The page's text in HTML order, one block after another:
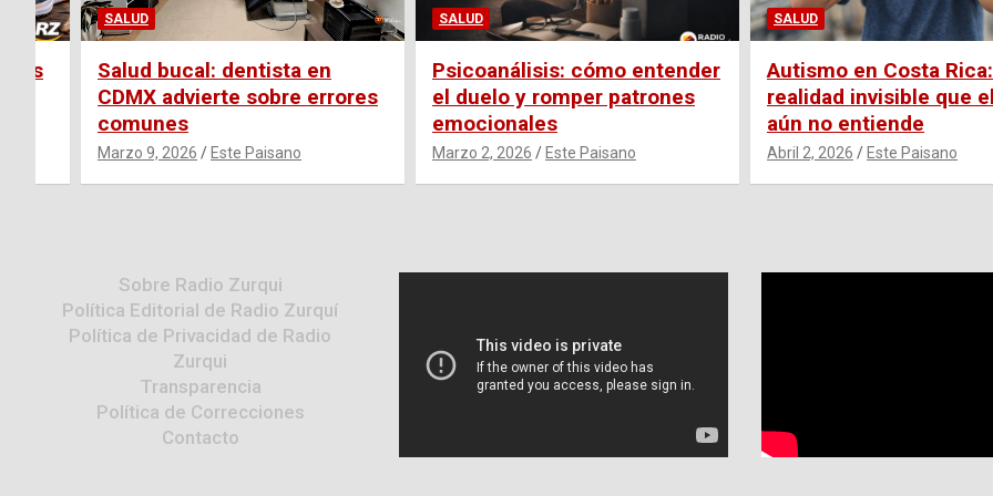
SALUD
Salud bucal: dentista en
CDMX advierte sobre errores
comunes
Marzo 9, 2026 Este Paisano
SALUD
Psicoanálisis: cómo entender
el duelo y romper patrones
emocionales
Marzo 2, 2026 Este Paisano
SALUD
Autismo en Costa
realidad invisible que
aún no entiende
Abril 2, 2026 Este Paisano
Sobre Radio Zurqui
Política Editorial de Radio Zurquí
Política de Privacidad de Radio
Zurqui
Transparencia
Política de Correcciones
Contacto